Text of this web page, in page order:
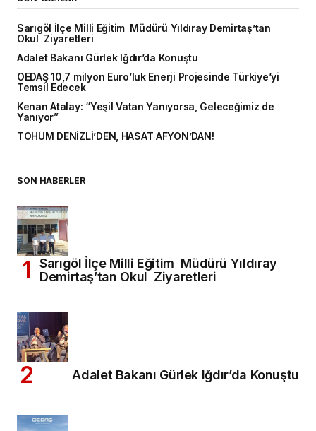
Sarıgöl İlçe Milli Eğitim Müdürü Yıldıray Demirtaş’tan
Okul Ziyaretleri
Adalet Bakanı Gürlek Iğdır’da Konuştu
OEDAŞ 10,7 milyon Euro’luk Enerji Projesinde Türkiye’yi
Temsil Edecek
Kenan Atalay: “Yeşil Vatan Yanıyorsa, Geleceğimiz de
Yanıyor”
TOHUM DENİZLİ’DEN, HASAT AFYON’DAN!
SON HABERLER
Sarıgöl İlçe Milli Eğitim Müdürü Yıldıray
Demirtaş’tan Okul Ziyaretleri
Adalet Bakanı Gürlek Iğdır’da Konuştu